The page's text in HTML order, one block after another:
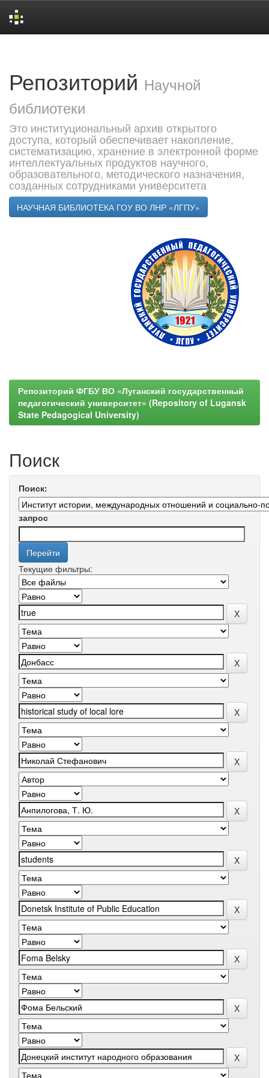
Репозиторий Научной
библиотеки
Это институциональный архив открытого
доступа, который обеспечивает накопление,
систематизацию, хранение в электронной форме
интеллектуальных продуктов научного,
образовательного, методического назначения,
созданных сотрудниками университета
НАУЧНАЯ БИБЛИОТЕКА ГОУ ВО ЛНР «ЛГПУ»
Репозиторий ФГБУ ВО «Луганский государственный
педагогический университет» (Repository of Lugansk
State Pedagogical University)
Поиск
Поиск:
запрос
Текущие фильтры: